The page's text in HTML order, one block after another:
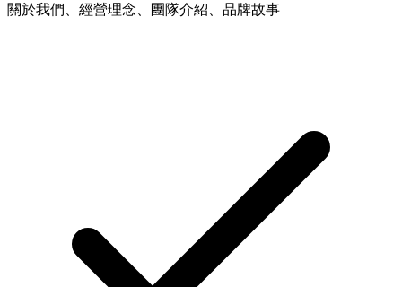
關於我們、經營理念、團隊介紹、品牌故事